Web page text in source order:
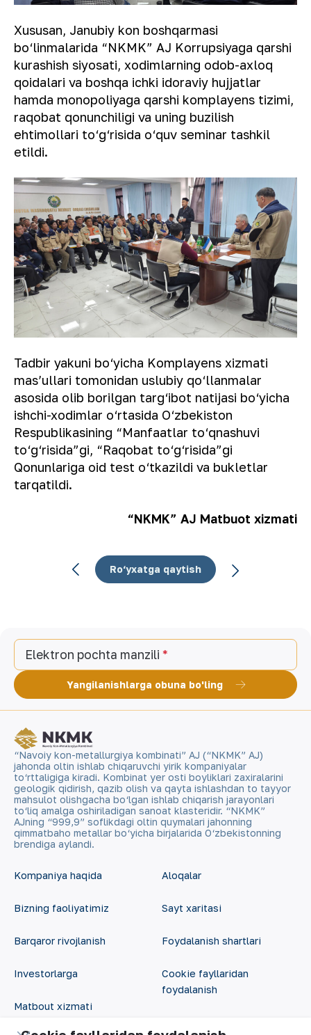
Xususan, Janubiy kon boshqarmasi
bo‘linmalarida “NKMK” AJ Korrupsiyaga qarshi
kurashish siyosati, xodimlarning odob-axloq
qoidalari va boshqa ichki idoraviy hujjatlar
hamda monopoliyaga qarshi komplayens tizimi,
raqobat qonunchiligi va uning buzilish
ehtimollari to‘g‘risida o‘quv seminar tashkil
etildi.
Tadbir yakuni bo‘yicha Komplayens xizmati
mas’ullari tomonidan uslubiy qo‘llanmalar
asosida olib borilgan targ‘ibot natijasi bo‘yicha
ishchi-xodimlar o‘rtasida O‘zbekiston
Respublikasining “Manfaatlar to‘qnashuvi
to‘g‘risida”gi, “Raqobat to‘g‘risida”gi
Qonunlariga oid test o‘tkazildi va bukletlar
tarqatildi.
“NKMK” AJ Matbuot xizmati
Ro‘yxatga qaytish
Elektron pochta manzili
Yangilanishlarga obuna bo'ling
“Navoiy kon-metallurgiya kombinati” AJ (“NKMK” AJ)
jahonda oltin ishlab chiqaruvchi yirik kompaniyalar
to‘rttaligiga kiradi. Kombinat yer osti boyliklari zaxiralarini
geologik qidirish, qazib olish va qayta ishlashdan to tayyor
mahsulot olishgacha bo‘lgan ishlab chiqarish jarayonlari
to‘liq amalga oshiriladigan sanoat klasteridir. “NKMK”
AJning “999,9” soflikdagi oltin quymalari jahonning
qimmatbaho metallar bo‘yicha birjalarida O‘zbekistonning
brendiga aylandi.
Kompaniya haqida
Bizning faoliyatimiz
Barqaror rivojlanish
Investorlarga
Matbout xizmati
Aloqalar
Sayt xaritasi
Foydalanish shartlari
Cookie fayllaridan
foydalanish